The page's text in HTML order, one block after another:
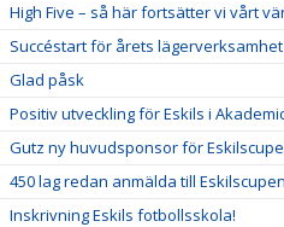
High Five – så här fortsätter vi vårt
Succéstart för årets lägerverksamhet
Glad påsk
Positiv utveckling för Eskils i
Gutz ny huvudsponsor för
450 lag redan anmälda till
Inskrivning Eskils fotbollsskola!